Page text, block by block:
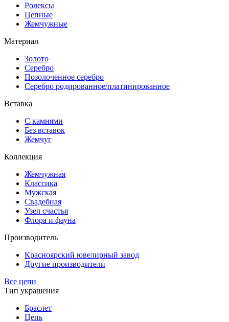
Ролексы
Цепные
Жемчужные
Материал
Золото
Серебро
Позолоченное серебро
Серебро родированное/платинированное
Вставка
С камнями
Без вставок
Жемчуг
Коллекция
Жемчужная
Классика
Мужская
Свадебная
Узел счастья
Флора и фауна
Производитель
Красноярский ювелирный завод
Другие производители
Все цепи
Тип украшения
Браслет
Цепь